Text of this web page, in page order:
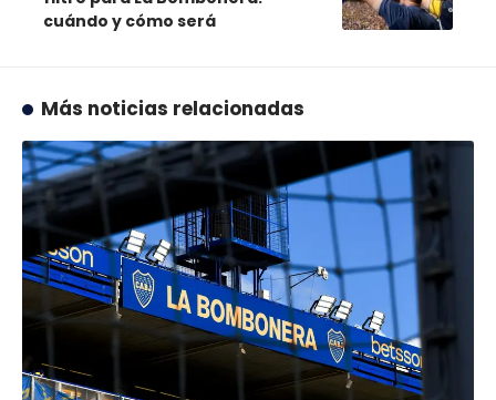
cuándo y cómo será
Más noticias relacionadas